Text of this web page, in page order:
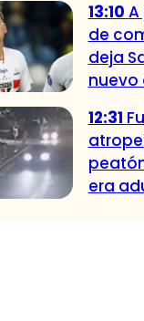
13:10
de
deja
nuevo
12:31
era